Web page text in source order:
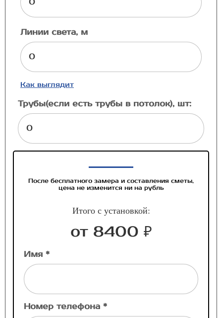
Линии света, м
Как выглядит
Трубы(если есть трубы в потолок), шт:
После бесплатного замера и составления сметы,
цена не изменится ни на рубль
Итого с установкой:
от 8400 ₽
Имя *
Номер телефона *